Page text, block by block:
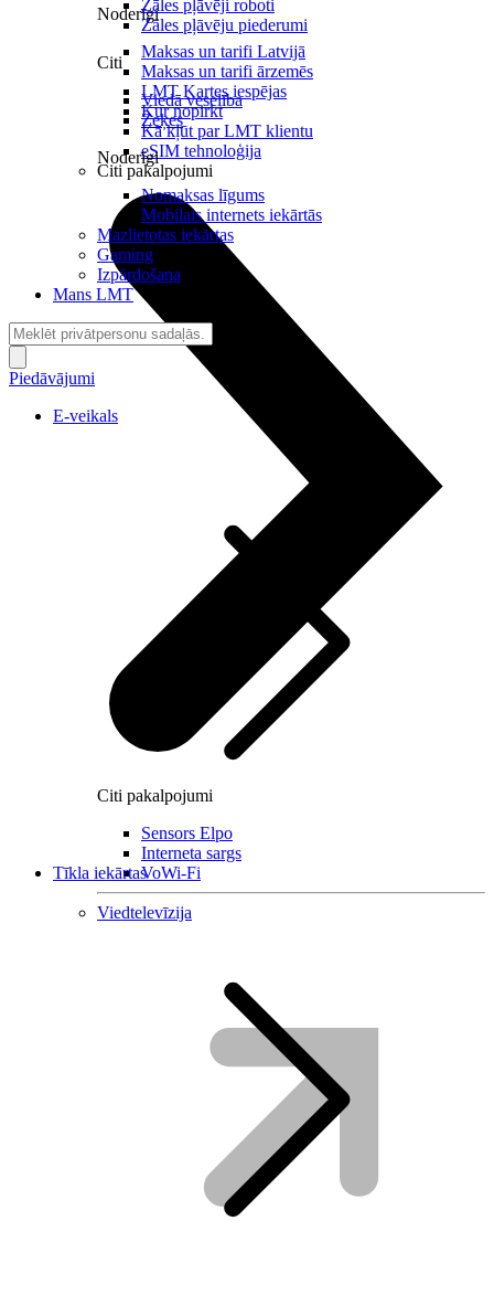
Noderīgi
Maksas un tarifi Latvijā
Maksas un tarifi ārzemēs
LMT Kartes iespējas
Kur nopirkt
Kā kļūt par LMT klientu
eSIM tehnoloģija
Citi pakalpojumi
Citi pakalpojumi
Sensors Elpo
Interneta sargs
VoWi-Fi
Viedtelevīzija
Zāles pļāvēji roboti
Zāles pļāvēju piederumi
Citi
Viedā veselība
Zeķes
Noderīgi
Nomaksas līgums
Mobilais internets iekārtās
Mazlietotas iekārtas
Gaming
Izpārdošana
Mans LMT
Piedāvājumi
E-veikals
Tīkla iekārtas